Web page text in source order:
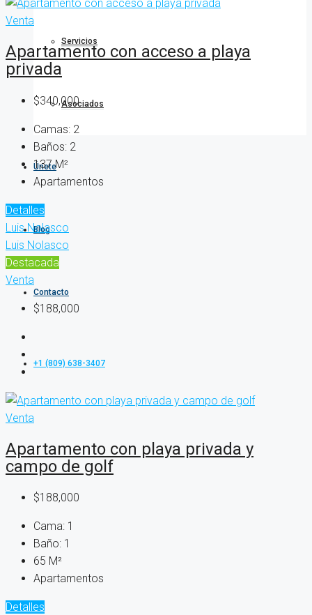
Servicios
Asociados
Únete
Blog
Contacto
+1 (809) 638-3407
Venta
Apartamento con acceso a playa
privada
$340,000
Camas: 2
Baños: 2
137 M²
Apartamentos
Detalles
Luis Nolasco
Luis Nolasco
Destacada
Venta
$188,000
Venta
Apartamento con playa privada y
campo de golf
$188,000
Cama: 1
Baño: 1
65 M²
Apartamentos
Detalles